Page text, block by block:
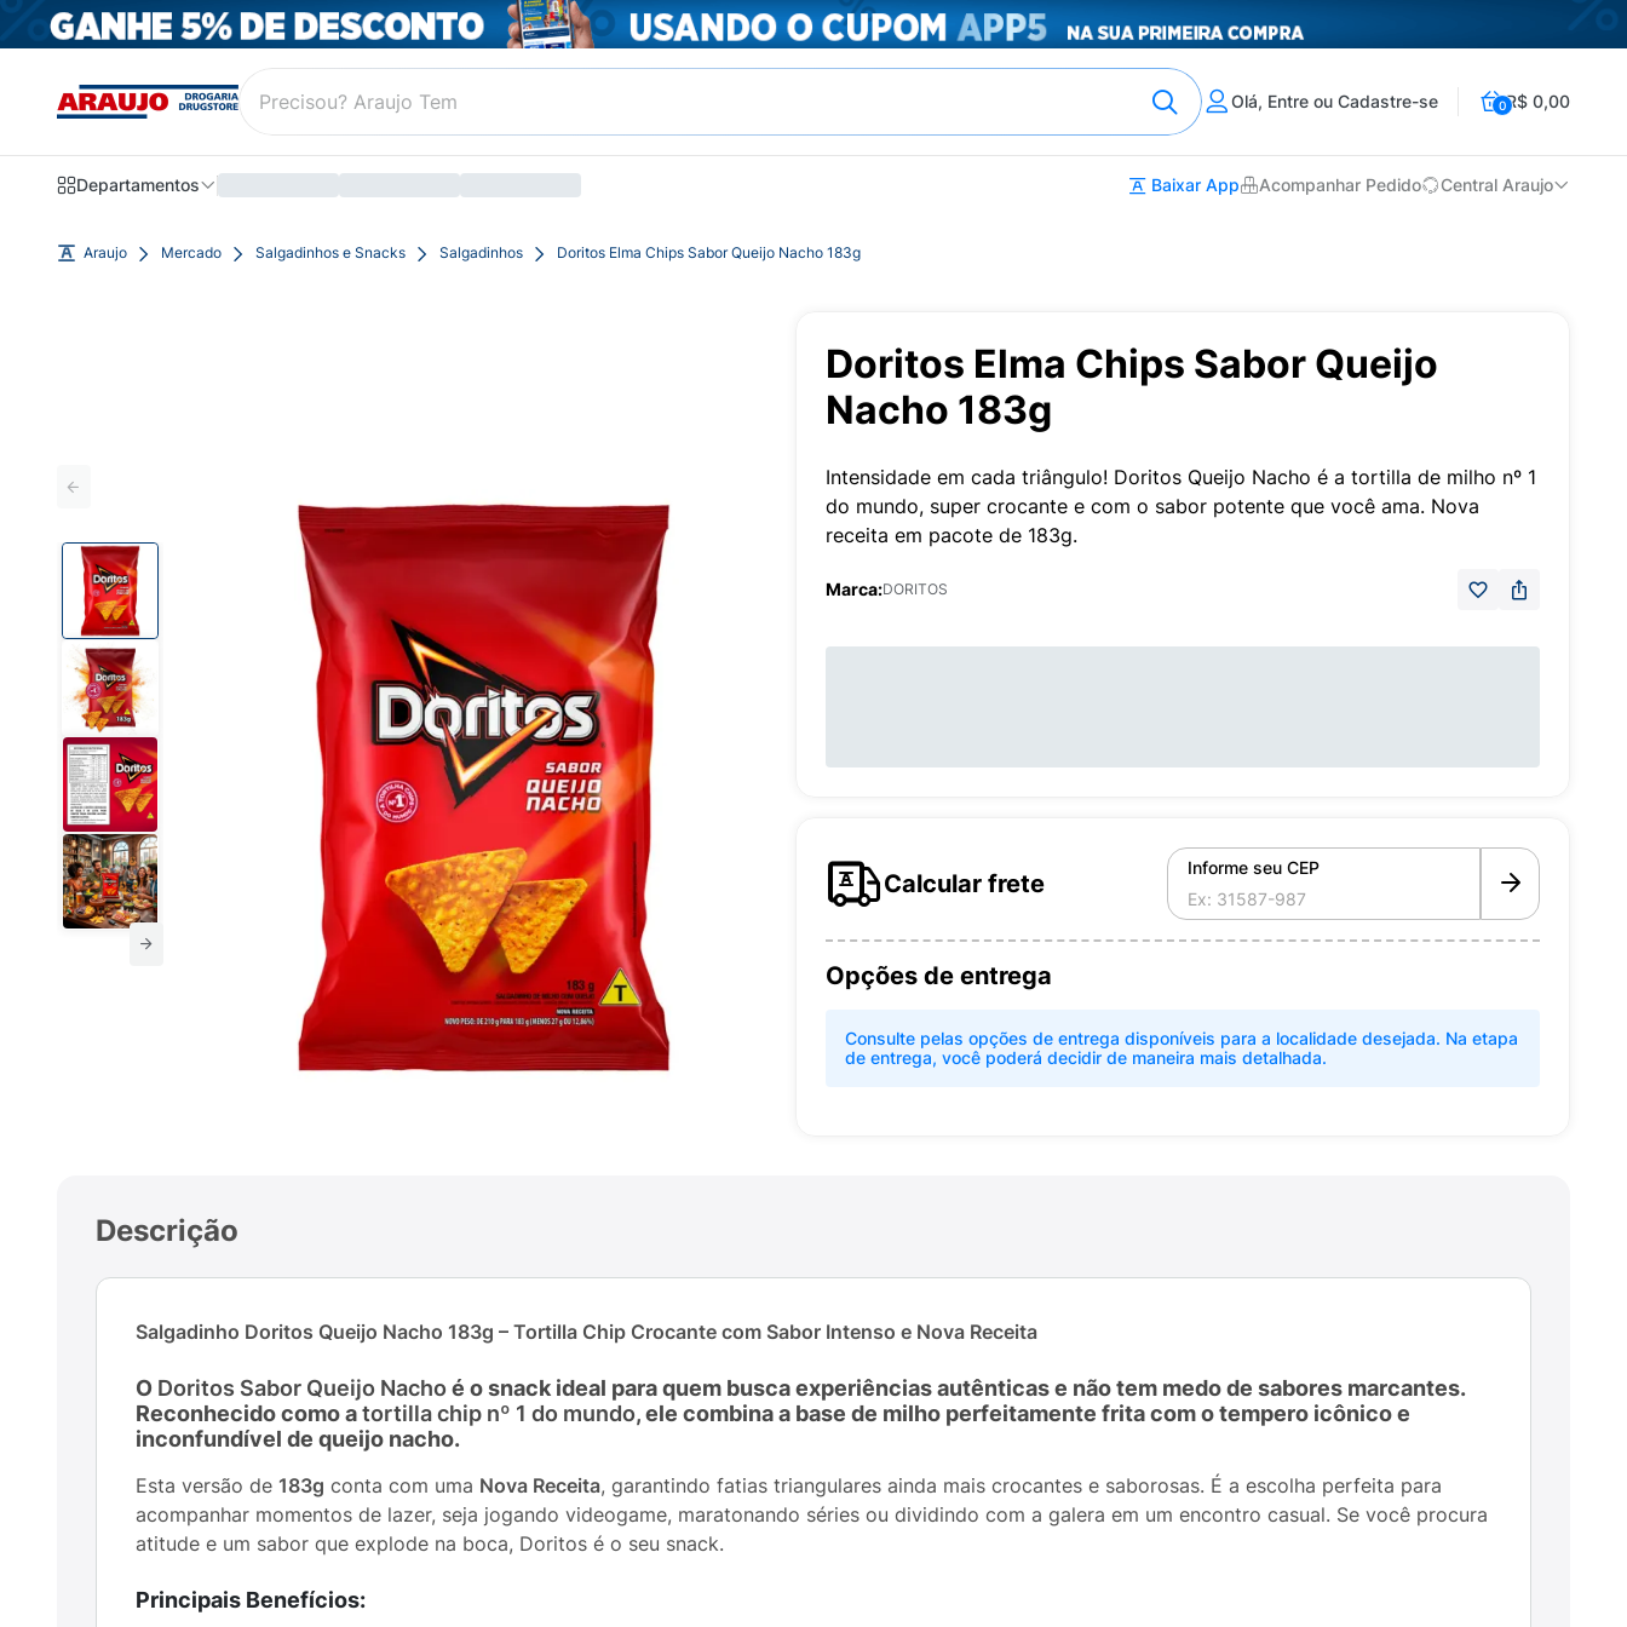
Olá, Entre ou Cadastre-se 0R$ 0,00
Departamentos Baixar App Acompanhar Pedido Central Araujo
Araujo Mercado Salgadinhos e Snacks Salgadinhos Doritos Elma Chips Sabor Queijo Nacho 183g
Doritos Elma Chips Sabor Queijo
Nacho 183g
Intensidade em cada triângulo! Doritos Queijo Nacho é a tortilla de milho nº 1
do mundo, super crocante e com o sabor potente que você ama. Nova
receita em pacote de 183g.
Marca:DORITOS
Calcular frete
Informe seu CEP
Opções de entrega
Consulte pelas opções de entrega disponíveis para a localidade desejada. Na etapa
de entrega, você poderá decidir de maneira mais detalhada.
Descrição
Salgadinho Doritos Queijo Nacho 183g – Tortilla Chip Crocante com Sabor Intenso e Nova Receita
O Doritos Sabor Queijo Nachoé o snack ideal para quem busca experiências autênticas e não tem medo de sabores marcantes.
Reconhecido como atortilla chip nº 1 do mundo, ele combina a base de milho perfeitamente frita com o tempero icônico e
inconfundível de queijo nacho.
Esta versão de 183g conta com uma Nova Receita, garantindo fatias triangulares ainda mais crocantes e saborosas. É a escolha perfeita para
acompanhar momentos de lazer, seja jogando videogame, maratonando séries ou dividindo com a galera em um encontro casual. Se você procura
atitude e um sabor que explode na boca, Doritos é o seu snack.
Principais Benefícios: